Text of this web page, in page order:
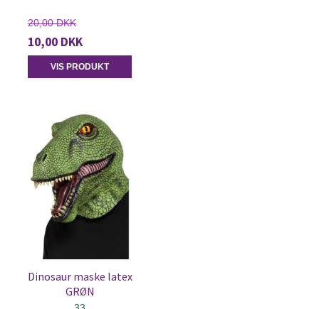
20,00 DKK
10,00 DKK
VIS PRODUKT
Dinosaur maske latex
GRØN